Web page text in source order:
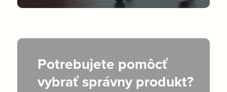
Potrebujete pomôcť
vybrať správny produkt?